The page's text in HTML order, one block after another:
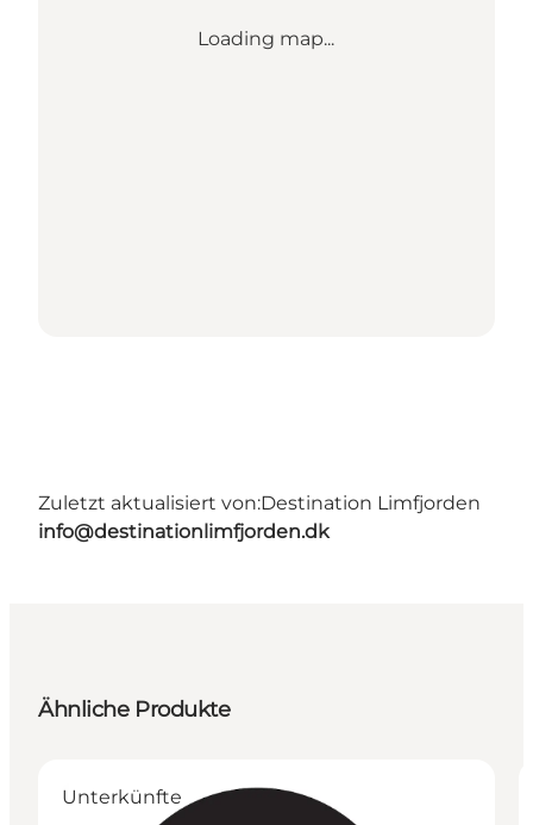
Loading map...
Zuletzt aktualisiert von:Destination Limfjorden
info@destinationlimfjorden.dk
Ähnliche Produkte
Unterkünfte